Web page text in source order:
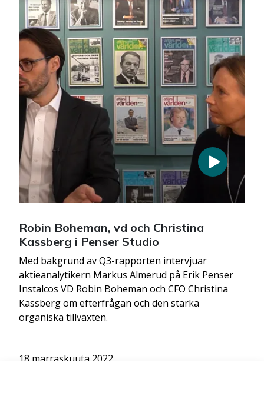
Robin Boheman, vd och Christina
Kassberg i Penser Studio
Med bakgrund av Q3-rapporten intervjuar
aktieanalytikern Markus Almerud på Erik Penser
Instalcos VD Robin Boheman och CFO Christina
Kassberg om efterfrågan och den starka
organiska tillväxten.
18 marraskuuta 2022